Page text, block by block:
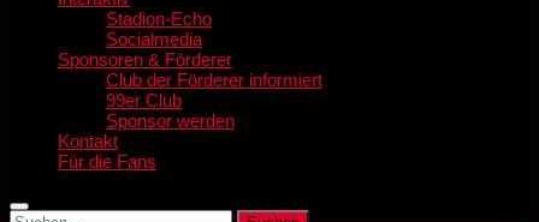
Stadion-Echo
Socialmedia
Sponsoren & Förderer
Club der Förderer informiert
99er Club
Sponsor werden
Kontakt
Für die Fans